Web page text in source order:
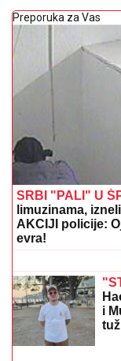
Preporuka za Vas
SRBI "PALI" U
limuzinama,
AKCIJI policije:
evra!